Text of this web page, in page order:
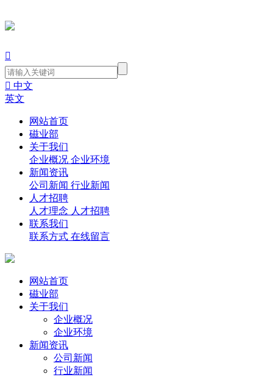

 中文
英文
网站首页
磁业部
关于我们
企业概况 企业环境
新闻资讯
公司新闻 行业新闻
人才招聘
人才理念 人才招聘
联系我们
联系方式 在线留言
网站首页
磁业部
关于我们
企业概况
企业环境
新闻资讯
公司新闻
行业新闻